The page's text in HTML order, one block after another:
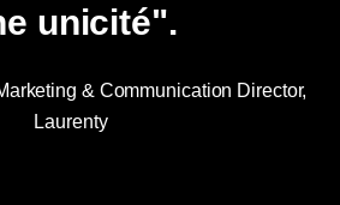
unicité".
& Communication Director,
Laurenty